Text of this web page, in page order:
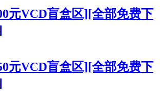
元VCD盲盒区][全部免费下
元VCD盲盒区][全部免费下